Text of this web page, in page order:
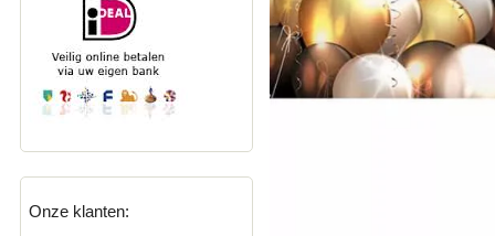
Onze klanten: